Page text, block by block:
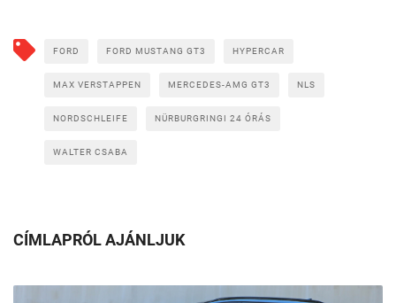
FORD FORD MUSTANG GT3 HYPERCAR
MAX VERSTAPPEN MERCEDES-AMG GT3 NLS
NORDSCHLEIFE NÜRBURGRINGI 24 ÓRÁS
WALTER CSABA
CÍMLAPRÓL AJÁNLJUK